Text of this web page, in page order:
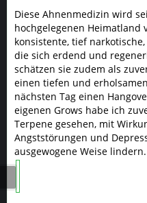
Diese Ahnenmedizin wird
hochgelegenen
konsistente, tief
die sich erdend und
schätzen sie zudem als
einen tiefen und
nächsten Tag einen
eigenen Grows habe ich
Terpene gesehen, mit
Angststörungen und
ausgewogene Weise lindern.